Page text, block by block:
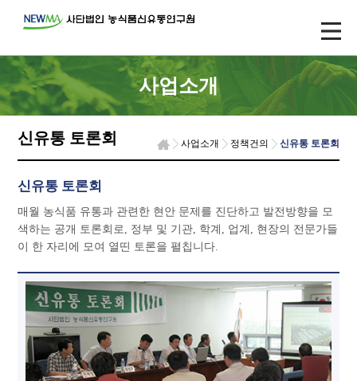
사업소개
신유통 토론회 사업소개 정책건의 신유통 토론회
신유통 토론회
매월 농식품 유통과 관련한 현안 문제를 진단하고 발전방향을 모
색하는 공개 토론회로, 정부 및 기관, 학계, 업계, 현장의 전문가들
이 한 자리에 모여 열띤 토론을 펼칩니다.